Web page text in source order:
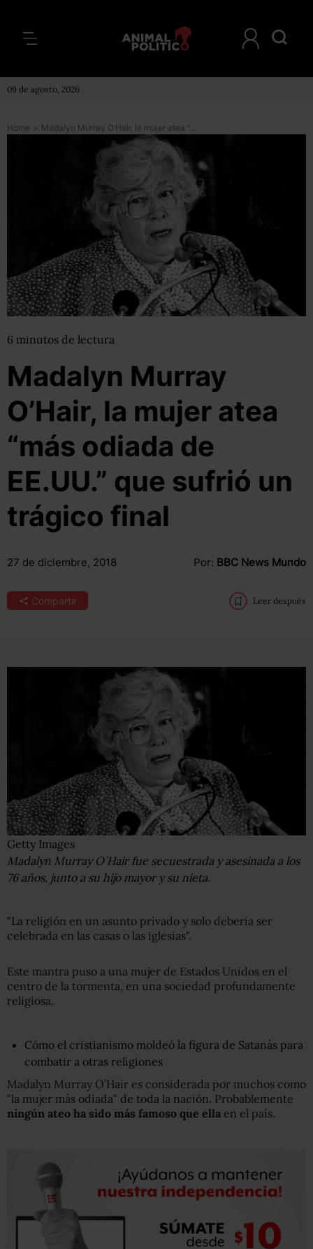
09 de agosto, 2026
Home > Madalyn Murray O’Hair, la mujer atea “más odiada de EE.UU.” que sufrió un trágico final
6 minutos de lectura
Madalyn Murray
O’Hair, la mujer atea
“más odiada de
EE.UU.” que sufrió un
trágico final
27 de diciembre, 2018 Por: BBC News Mundo
Compartir Leer después
Getty Images
Madalyn Murray O´Hair fue secuestrada y asesinada a los
76 años, junto a su hijo mayor y su nieta.
"La religión en un asunto privado y solo debería ser
celebrada en las casas o las iglesias".
Este mantra puso a una mujer de Estados Unidos en el
centro de la tormenta, en una sociedad profundamente
religiosa.
Cómo el cristianismo moldeó la figura de Satanás para
combatir a otras religiones
Madalyn Murray O’Hair es considerada por muchos como
"la mujer más odiada" de toda la nación. Probablemente
ningún ateo ha sido más famoso que ella en el país.